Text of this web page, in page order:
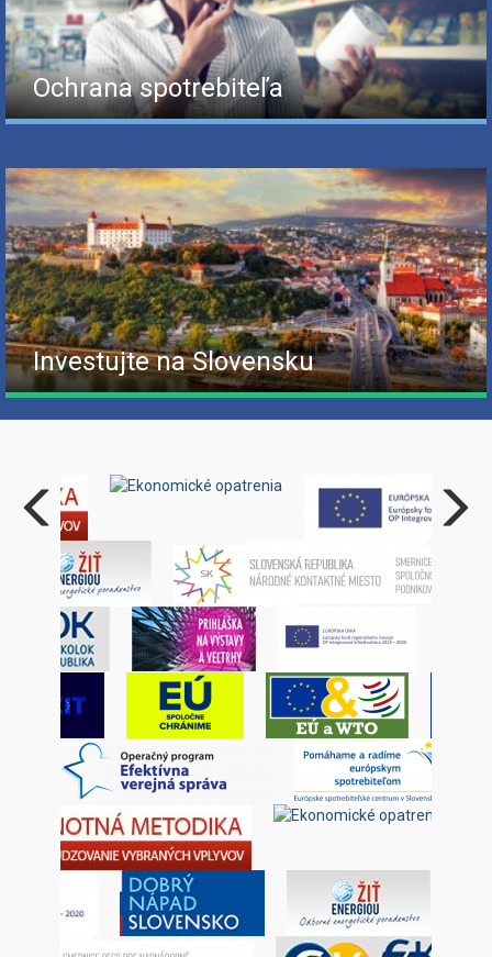
Ochrana spotrebiteľa
Investujte na Slovensku